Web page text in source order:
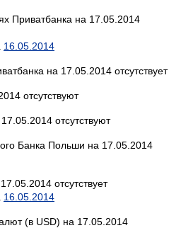
Приватбанка на 17.05.2014
16.05.2014
на 17.05.2014 отсутствует
отсутствуют
отсутствуют
Банка Польши на 17.05.2014
отсутствует
16.05.2014
(в USD) на 17.05.2014